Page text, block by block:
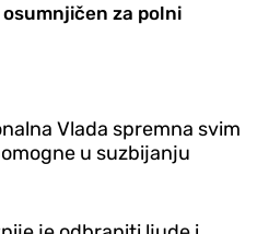
osumnjičen za polni
Vlada spremna svim
u suzbijanju